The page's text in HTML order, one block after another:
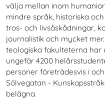
välja mellan inom
mindre språk, historiska
tros- och livsåskådningar,
journalistik och mycket
teologiska fakulteterna har
ungefär 4200
personer företrädesvis i
Sölvegatan -
belägna.